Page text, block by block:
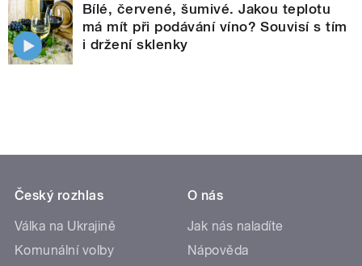
Bílé, červené, šumivé. Jakou teplotu
má mít při podávání víno? Souvisí s tím
i držení sklenky
Český rozhlas
Válka na Ukrajině
Komunální volby
O nás
Jak nás naladíte
Nápověda